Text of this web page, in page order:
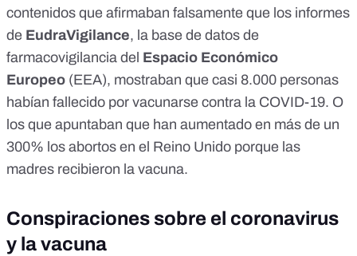
contenidos que afirmaban falsamente que los informes
de EudraVigilance, la base de datos de
farmacovigilancia del Espacio Económico
Europeo (EEA), mostraban que casi 8.000 personas
habían fallecido por vacunarse contra la COVID-19. O
los que apuntaban que han aumentado en más de un
300% los abortos en el Reino Unido porque las
madres recibieron la vacuna.
Conspiraciones sobre el coronavirus
y la vacuna